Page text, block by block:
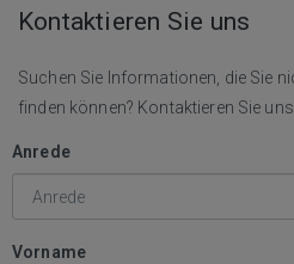
Kontaktieren Sie uns
Suchen Sie Informationen, die Sie
finden können? Kontaktieren Sie
Anrede
Vorname